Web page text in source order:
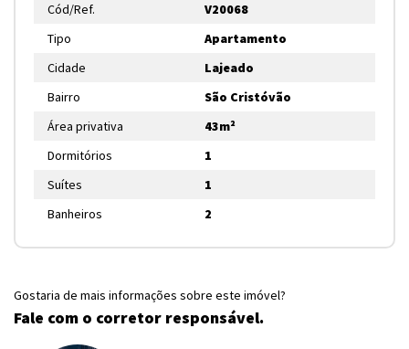
Cód/Ref.
V20068
Tipo
Apartamento
Cidade
Lajeado
Bairro
São Cristóvão
Área privativa
43m²
Dormitórios
1
Suítes
1
Banheiros
2
Gostaria de mais informações sobre este imóvel?
Fale com o corretor responsável.